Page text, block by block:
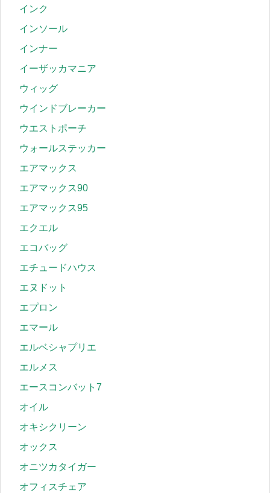
インク
インソール
インナー
イーザッカマニア
ウィッグ
ウインドブレーカー
ウエストポーチ
ウォールステッカー
エアマックス
エアマックス90
エアマックス95
エクエル
エコバッグ
エチュードハウス
エヌドット
エプロン
エマール
エルベシャプリエ
エルメス
エースコンバット7
オイル
オキシクリーン
オックス
オニツカタイガー
オフィスチェア